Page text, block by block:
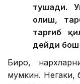
тушади.
олиш,
тарғиб
дейди бош
Бироқ,
мумкин. Негаки,